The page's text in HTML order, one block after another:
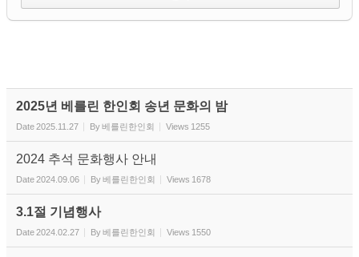
2025년 베를린 한인회 송년 문화의 밤
Date2025.11.27 By베를린한인회 Views 1255
2024 추석 문화행사 안내
Date2024.09.06 By베를린한인회 Views 1678
3.1절 기념행사
Date2024.02.27 By베를린한인회 Views 1550